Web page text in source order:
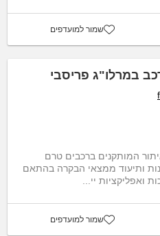
שמור למועדפים
במרלו"ג פריסבי
המותקנים ברכבים טרם
ותיעוד ממצאי הבקרה בהתאם
ואפליקציות יי...
שמור למועדפים